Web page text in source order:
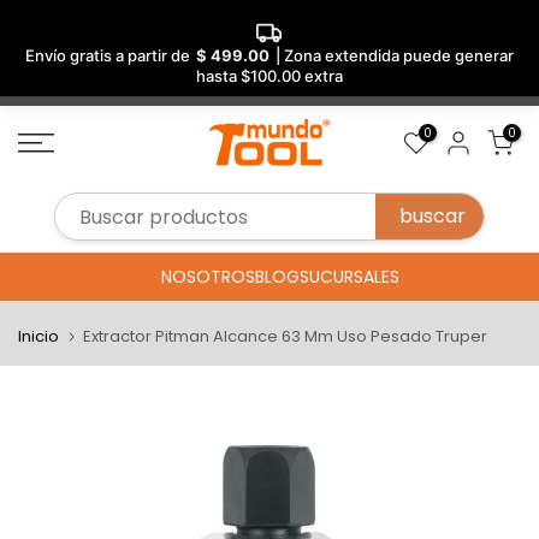
Envío gratis a partir de $ 499.00
| Zona extendida puede generar
hasta $100.00 extra
Saltar
al
0 0
NOSOTROSBLOGSUCURSALES
Inicio Extractor Pitman Alcance 63 Mm Uso Pesado Truper